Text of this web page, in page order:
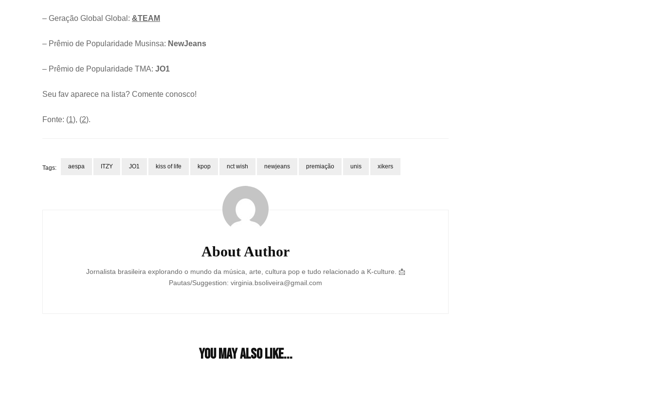
– Geração Global Global: &TEAM
– Prêmio de Popularidade Musinsa: NewJeans
– Prêmio de Popularidade TMA: JO1
Seu fav aparece na lista? Comente conosco!
Fonte: (1), (2).
Tags: aespa ITZY JO1 kiss of life kpop nct wish newjeans premiação unis xikers
About Author
Jornalista brasileira explorando o mundo da música, arte, cultura pop e tudo relacionado a K-culture. 📩
Pautas/Suggestion: virginia.bsoliveira@gmail.com
You may also like...